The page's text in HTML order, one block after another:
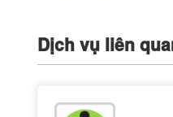
Dịch vụ liên